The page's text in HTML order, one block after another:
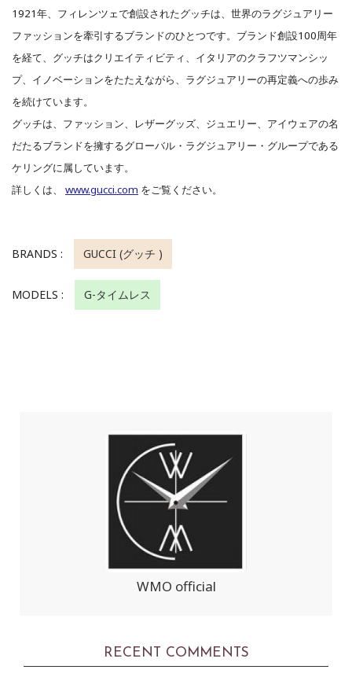
1921年、フィレンツェで創設されたグッチは、世界のラグジュアリー
ファッションを牽引するブランドのひとつです。ブランド創設100周年
を経て、グッチはクリエイティビティ、イタリアのクラフツマンシッ
プ、イノベーションをたたえながら、ラグジュアリーの再定義への歩み
を続けています。
グッチは、ファッション、レザーグッズ、ジュエリー、アイウェアの名
だたるブランドを擁するグローバル・ラグジュアリー・グループである
ケリングに属しています。
詳しくは、 www.gucci.com をご覧ください。
BRANDS : GUCCI (グッチ )
MODELS : G-タイムレス
WMO official
RECENT COMMENTS